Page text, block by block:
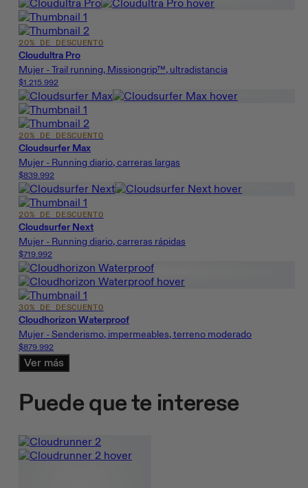
20% DE DESCUENTO
Cloudultra Pro
Mujer - Trail running, Missiongrip™, ultradistancia
$1.215.992
20% DE DESCUENTO
Cloudsurfer Max
Mujer - Running diario, carreras largas
$839.992
20% DE DESCUENTO
Cloudsurfer Next
Mujer - Running diario, carreras rápidas
$719.992
30% DE DESCUENTO
Cloudhorizon Waterproof
Mujer - Senderismo, impermeables, terreno moderado
$879.992
Ver más
Puede que te interese